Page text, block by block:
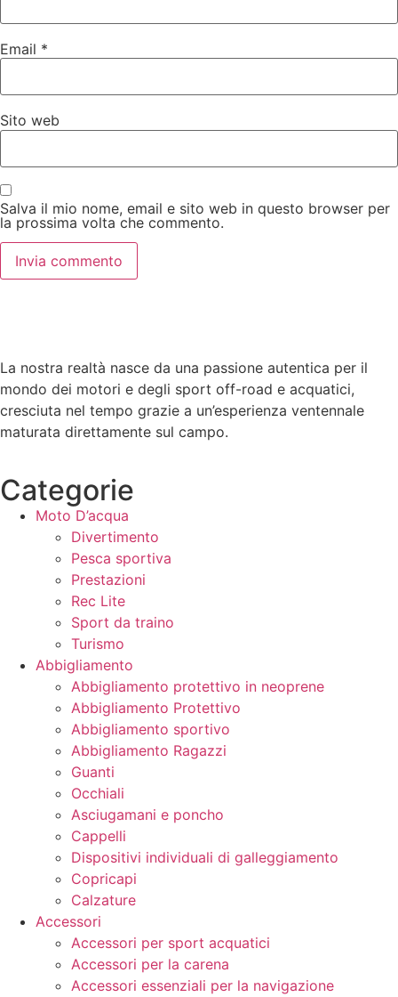
Email *
Sito web
Salva il mio nome, email e sito web in questo browser per
la prossima volta che commento.
La nostra realtà nasce da una passione autentica per il
mondo dei motori e degli sport off-road e acquatici,
cresciuta nel tempo grazie a un’esperienza ventennale
maturata direttamente sul campo.
Categorie
Moto D’acqua
Divertimento
Pesca sportiva
Prestazioni
Rec Lite
Sport da traino
Turismo
Abbigliamento
Abbigliamento protettivo in neoprene
Abbigliamento Protettivo
Abbigliamento sportivo
Abbigliamento Ragazzi
Guanti
Occhiali
Asciugamani e poncho
Cappelli
Dispositivi individuali di galleggiamento
Copricapi
Calzature
Accessori
Accessori per sport acquatici
Accessori per la carena
Accessori essenziali per la navigazione